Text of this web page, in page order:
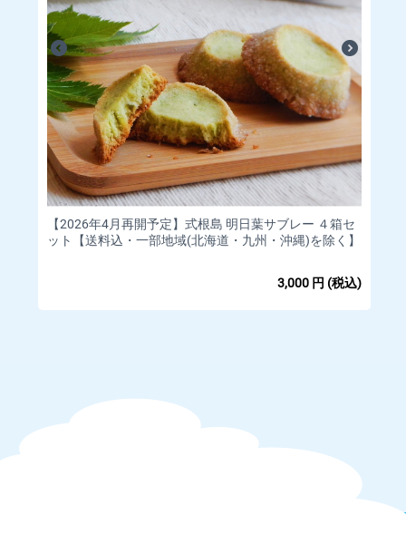
【2026年4月再開予定】式根島 明日葉サブレー ４箱セ
ット【送料込・一部地域(北海道・九州・沖縄)を除く】
3,000 円 (税込)